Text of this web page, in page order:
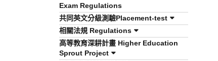
Exam Regulations
共同英文分級測驗Placement-test
相關法規 Regulations
高等教育深耕計畫 Higher Education
Sprout Project